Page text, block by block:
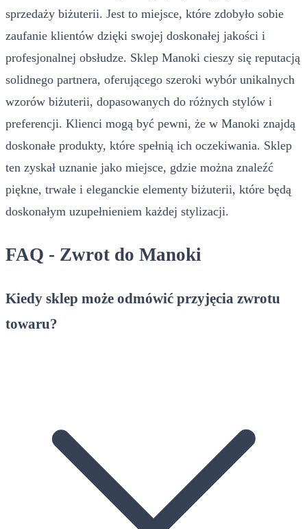
sprzedaży biżuterii. Jest to miejsce, które zdobyło sobie
zaufanie klientów dzięki swojej doskonałej jakości i
profesjonalnej obsłudze. Sklep Manoki cieszy się reputacją
solidnego partnera, oferującego szeroki wybór unikalnych
wzorów biżuterii, dopasowanych do różnych stylów i
preferencji. Klienci mogą być pewni, że w Manoki znajdą
doskonałe produkty, które spełnią ich oczekiwania. Sklep
ten zyskał uznanie jako miejsce, gdzie można znaleźć
piękne, trwałe i eleganckie elementy biżuterii, które będą
doskonałym uzupełnieniem każdej stylizacji.
FAQ - Zwrot do Manoki
Kiedy sklep może odmówić przyjęcia zwrotu
towaru?